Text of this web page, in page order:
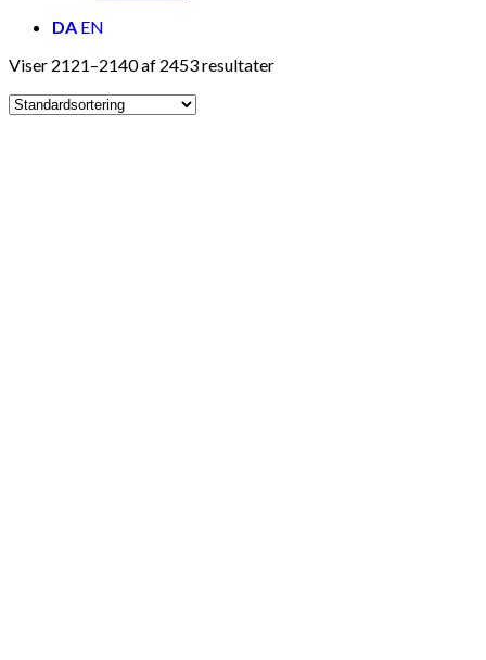
DA EN
Viser 2121–2140 af 2453 resultater